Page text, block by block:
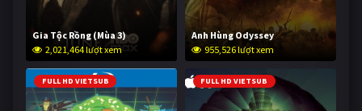
Gia Tộc Rồng (Mùa 3)
2,021,464 lượt xem
Anh Hùng Odyssey
955,526 lượt xem
FULL HD VIETSUB FULL HD VIETSUB